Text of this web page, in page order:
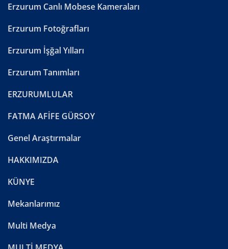
Erzurum Canlı Mobese Kameraları
Erzurum Fotoğrafları
Erzurum İşğal Yılları
Erzurum Tanımları
ERZURUMLULAR
FATMA AFİFE GÜRSOY
Genel Araştırmalar
HAKKIMIZDA
KÜNYE
Mekanlarımız
Multi Medya